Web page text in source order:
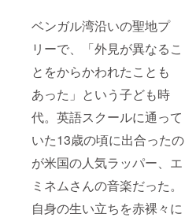
ベンガル湾沿いの聖地プ
リーで、「外見が異なるこ
とをからかわれたことも
あった」という子ども時
代。英語スクールに通って
いた13歳の頃に出合ったの
が米国の人気ラッパー、エ
ミネムさんの音楽だった。
自身の生い立ちを赤裸々に